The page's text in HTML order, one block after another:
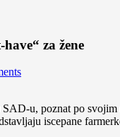
za žene
u, poznat po
iscepane